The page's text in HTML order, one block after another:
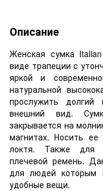
Описание
Женская сумка
виде трапеции с
яркой и
натуральной
прослужить
внешний вид.
закрывается на
магнитах. Носить
локтя. Также для
плечевой ремень.
для людей которым
удобные вещи.